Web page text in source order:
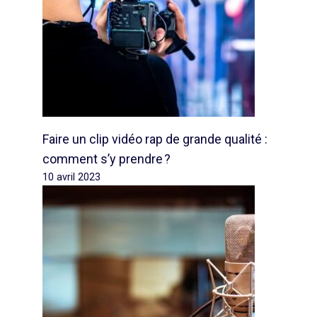
Faire un clip vidéo rap de grande qualité :
comment s’y prendre ?
10 avril 2023